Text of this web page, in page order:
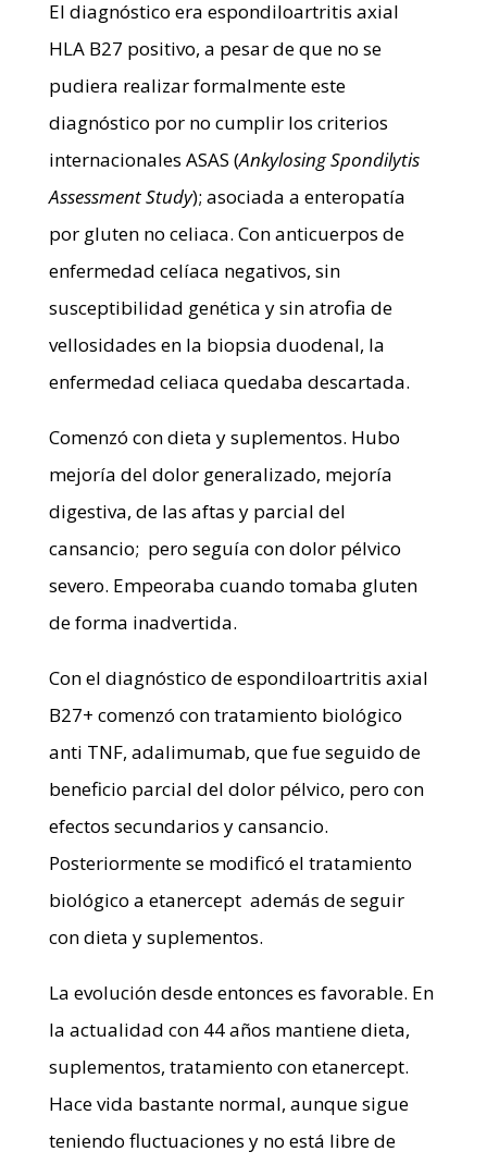
El diagnóstico era espondiloartritis axial
HLA B27 positivo, a pesar de que no se
pudiera realizar formalmente este
diagnóstico por no cumplir los criterios
internacionales ASAS (Ankylosing Spondilytis
Assessment Study); asociada a enteropatía
por gluten no celiaca. Con anticuerpos de
enfermedad celíaca negativos, sin
susceptibilidad genética y sin atrofia de
vellosidades en la biopsia duodenal, la
enfermedad celiaca quedaba descartada.
Comenzó con dieta y suplementos. Hubo
mejoría del dolor generalizado, mejoría
digestiva, de las aftas y parcial del
cansancio; pero seguía con dolor pélvico
severo. Empeoraba cuando tomaba gluten
de forma inadvertida.
Con el diagnóstico de espondiloartritis axial
B27+ comenzó con tratamiento biológico
anti TNF, adalimumab, que fue seguido de
beneficio parcial del dolor pélvico, pero con
efectos secundarios y cansancio.
Posteriormente se modificó el tratamiento
biológico a etanercept además de seguir
con dieta y suplementos.
La evolución desde entonces es favorable. En
la actualidad con 44 años mantiene dieta,
suplementos, tratamiento con etanercept.
Hace vida bastante normal, aunque sigue
teniendo fluctuaciones y no está libre de